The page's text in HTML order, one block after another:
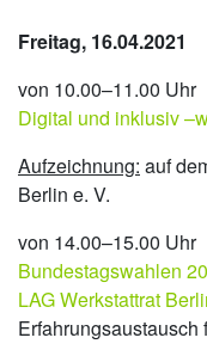
Freitag, 16.04.2021
von 10.00–11.00 Uhr
Digital und inklusiv
Aufzeichnung: auf
Berlin e. V.
von 14.00–15.00 Uhr
Bundestagswahlen
LAG Werkstattrat
Erfahrungsaustausch